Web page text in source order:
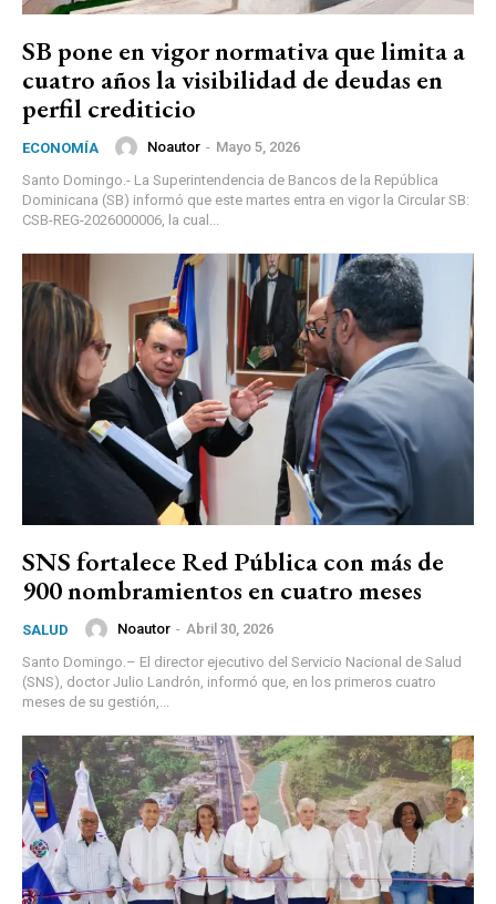
SB pone en vigor normativa que limita a
cuatro años la visibilidad de deudas en
perfil crediticio
ECONOMÍA Noautor - Mayo 5, 2026
Santo Domingo.- La Superintendencia de Bancos de la República
Dominicana (SB) informó que este martes entra en vigor la Circular SB:
CSB-REG-2026000006, la cual...
SNS fortalece Red Pública con más de
900 nombramientos en cuatro meses
SALUD Noautor - Abril 30, 2026
Santo Domingo.– El director ejecutivo del Servicio Nacional de Salud
(SNS), doctor Julio Landrón, informó que, en los primeros cuatro
meses de su gestión,...